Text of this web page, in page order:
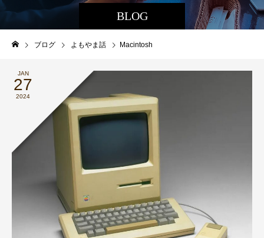
BLOG
ブログ よもやま話 Macintosh
JAN
27
2024